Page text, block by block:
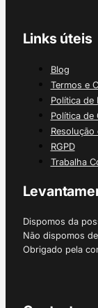
Links úteis
Blog
Termos e
Política de
Política de
RGPD
Trabalha
Dispomos da
Não dispomos
Obrigado pela